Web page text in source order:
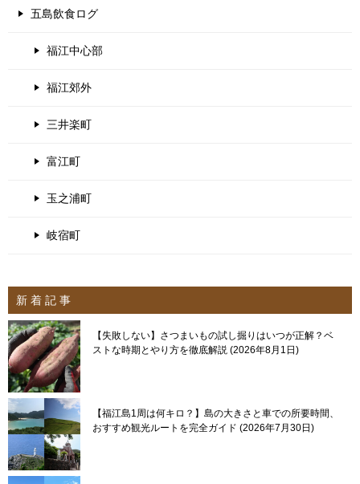
五島飲食ログ
福江中心部
福江郊外
三井楽町
富江町
玉之浦町
岐宿町
新 着 記 事
【失敗しない】さつまいもの試し掘りはいつが正解？ベ
ストな時期とやり方を徹底解説 2026年8月1日
【福江島1周は何キロ？】島の大きさと車での所要時間、
おすすめ観光ルートを完全ガイド 2026年7月30日